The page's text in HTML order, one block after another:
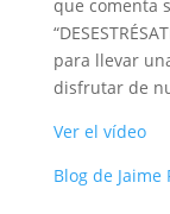
que comenta
para llevar
disfrutar de
Ver el vídeo
Blog de Jaime